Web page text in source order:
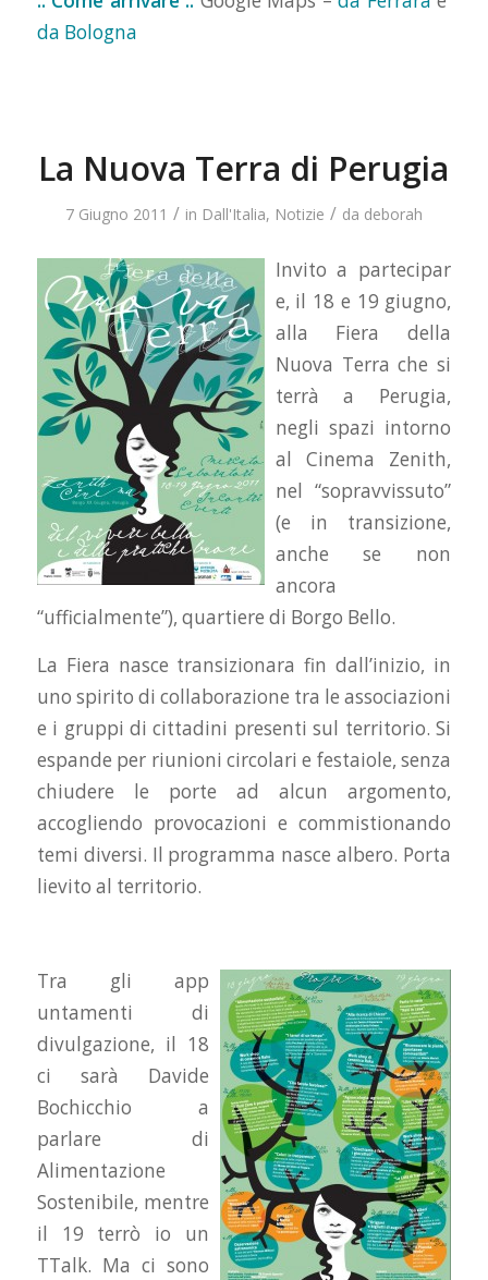
da Bologna
La Nuova Terra di Perugia
7 Giugno 2011 / in Dall'Italia, Notizie / da deborah
Invito a partecipar
e, il 18 e 19 giugno,
alla Fiera della
Nuova Terra che si
terrà a Perugia,
negli spazi intorno
al Cinema Zenith,
nel “sopravvissuto”
(e in transizione,
anche se non
ancora
“ufficialmente”), quartiere di Borgo Bello.
La Fiera nasce transizionara fin dall’inizio, in
uno spirito di collaborazione tra le associazioni
e i gruppi di cittadini presenti sul territorio. Si
espande per riunioni circolari e festaiole, senza
chiudere le porte ad alcun argomento,
accogliendo provocazioni e commistionando
temi diversi. Il programma nasce albero. Porta
lievito al territorio.
Tra gli app
untamenti di
divulgazione, il 18
ci sarà Davide
Bochicchio a
parlare di
Alimentazione
Sostenibile, mentre
il 19 terrò io un
TTalk. Ma ci sono